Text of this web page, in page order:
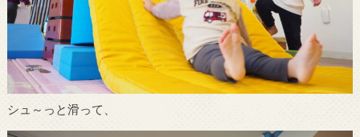
シュ～っと滑って、